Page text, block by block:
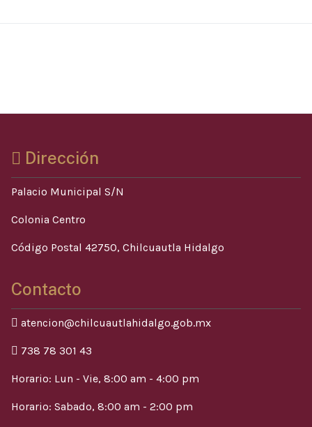
Dirección
Palacio Municipal S/N
Colonia Centro
Código Postal 42750, Chilcuautla Hidalgo
Contacto
atencion@chilcuautlahidalgo.gob.mx
738 78 301 43
Horario: Lun - Vie, 8:00 am - 4:00 pm
Horario: Sabado, 8:00 am - 2:00 pm